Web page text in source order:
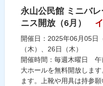
永山公民館 ミニバ
ニス開放（6月）
開催日：2025年06月05日
（木）、26日（木）
開催時間：毎週木曜日 午
大ホールを無料開放しま
ます。上靴や用具は持参願